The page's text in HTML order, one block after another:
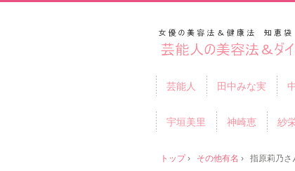
芸能人 田中みな実
宇垣美里 神崎恵 紗
トップ› その他有名 › 指原莉乃さ